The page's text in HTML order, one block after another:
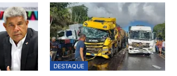
DESTAQUE